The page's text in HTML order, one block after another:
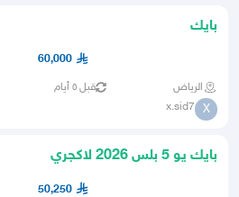
بايك
60,000
الرياض قبل ٥ أيام
X
x.sid7
بايك يو 5 بلس 2026 لاكجري
50,250